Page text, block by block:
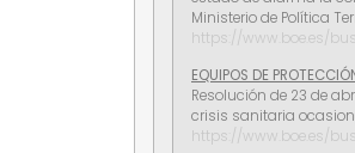
Ministerio de Política
https://www.boe.es/
EQUIPOS DE
Resolución de 23 de
crisis sanitaria
https://www.boe.es/